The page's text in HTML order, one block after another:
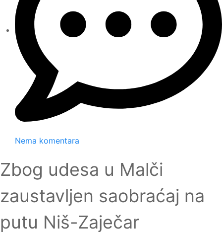
Nema komentara
Zbog udesa u Malči
zaustavljen saobraćaj na
putu Niš-Zaječar